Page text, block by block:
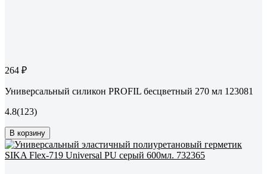
264 ₽
Универсальный силикон PROFIL бесцветный 270 мл 123081
4.8(123)
В корзину